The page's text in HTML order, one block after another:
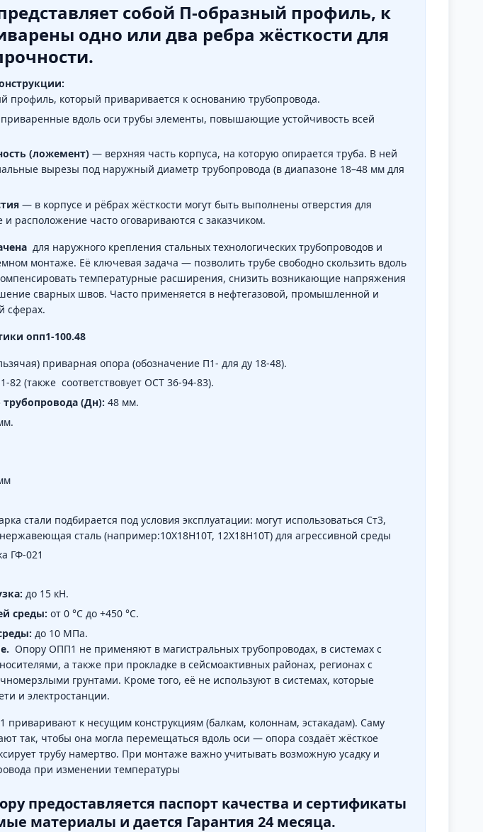
собой П-образный профиль, к
одно или два ребра жёсткости для
профиль, который приваривается к основанию трубопровода.
вдоль оси трубы элементы, повышающие устойчивость всей
(ложемент) — верхняя часть корпуса, на которую опирается труба. В ней
вырезы под наружный диаметр трубопровода (в диапазоне 18–48 мм для
— в корпусе и рёбрах жёсткости могут быть выполнены отверстия для
расположение часто оговариваются с заказчиком.
для наружного крепления стальных технологических трубопроводов и
монтаже. Её ключевая задача — позволить трубе свободно скользить вдоль
температурные расширения, снизить возникающие напряжения
сварных швов. Часто применяется в нефтегазовой, промышленной и
сферах.
опп1-100.48
приварная опора (обозначение П1- для ду 18-48).
82 (также соответствовует ОСТ 36-94-83).
(Дн): 48 мм.
стали подбирается под условия эксплуатации: могут использоваться Ст3,
сталь (например:10Х18Н10Т, 12Х18Н10Т) для агрессивной среды
ГФ-021
до 15 кН.
среды: от 0 °C до +450 °C.
до 10 МПа.
Опору ОПП1 не применяют в магистральных трубопроводах, в системах с
а также при прокладке в сейсмоактивных районах, регионах с
грунтами. Кроме того, её не используют в системах, которые
и электростанции.
приваривают к несущим конструкциям (балкам, колоннам, эстакадам). Саму
так, чтобы она могла перемещаться вдоль оси — опора создаёт жёсткое
трубу намертво. При монтаже важно учитывать возможную усадку и
при изменении температуры
предоставляется паспорт качества и сертификаты
материалы и дается Гарантия 24 месяца.